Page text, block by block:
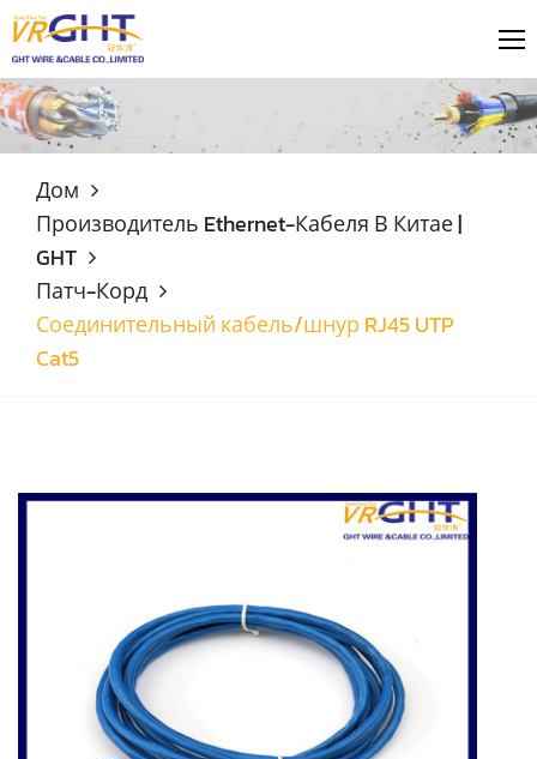
Дом
Производитель Ethernet-Кабеля В Китае |
GHT
Патч-Корд
Соединительный кабель/шнур RJ45 UTP
Cat5